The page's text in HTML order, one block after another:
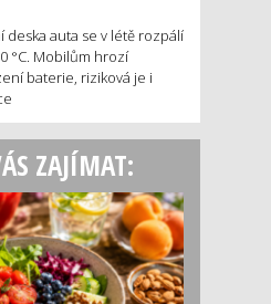
deska auta se v létě rozpálí
°C. Mobilům hrozí
baterie, riziková je i
ZAJÍMAT: